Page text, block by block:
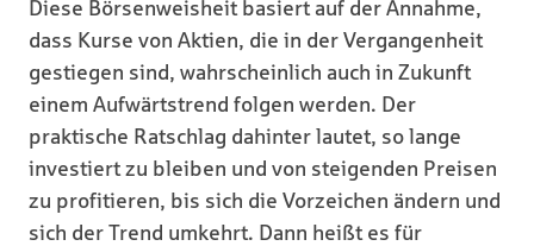
Diese Börsenweisheit basiert auf der Annahme,
dass Kurse von Aktien, die in der Vergangenheit
gestiegen sind, wahrscheinlich auch in Zukunft
einem Aufwärtstrend folgen werden. Der
praktische Ratschlag dahinter lautet, so lange
investiert zu bleiben und von steigenden Preisen
zu profitieren, bis sich die Vorzeichen ändern und
sich der Trend umkehrt. Dann heißt es für